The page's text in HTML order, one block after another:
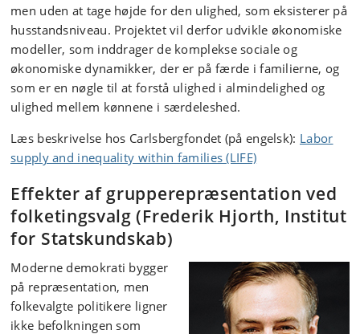
men uden at tage højde for den ulighed, som eksisterer på
husstandsniveau. Projektet vil derfor udvikle økonomiske
modeller, som inddrager de komplekse sociale og
økonomiske dynamikker, der er på færde i familierne, og
som er en nøgle til at forstå ulighed i almindelighed og
ulighed mellem kønnene i særdeleshed.
Læs beskrivelse hos Carlsbergfondet (på engelsk): Labor
supply and inequality within families (LIFE)
Effekter af grupperepræsentation ved
folketingsvalg (Frederik Hjorth, Institut
for Statskundskab)
Moderne demokrati bygger
på repræsentation, men
folkevalgte politikere ligner
ikke befolkningen som